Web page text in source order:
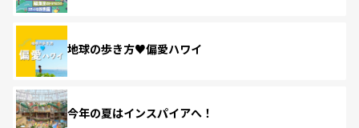
地球の歩き方♥偏愛ハワイ
今年の夏はインスパイアへ！